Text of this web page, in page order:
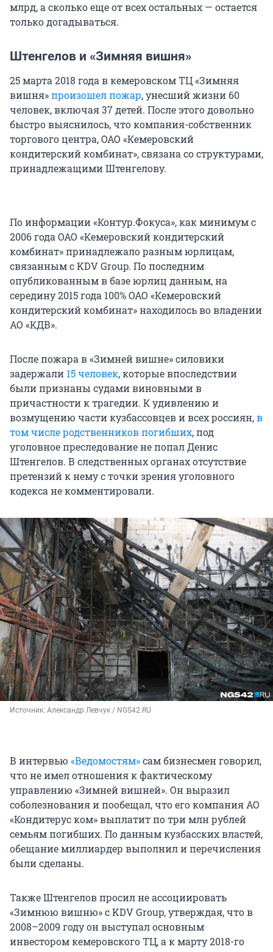
млрд, а сколько еще от всех остальных — остается
только догадываться.
Штенгелов и «Зимняя вишня»
25 марта 2018 года в кемеровском ТЦ «Зимняя
вишня»произошел пожар, унесший жизни 60
человек, включая 37 детей. После этого довольно
быстро выяснилось, что компания-собственник
торгового центра, ОАО «Кемеровский
кондитерский комбинат», связана со структурами,
принадлежащими Штенгелову.
По информации «Контур.Фокуса», как минимум с
2006 года ОАО «Кемеровский кондитерский
комбинат» принадлежало разным юрлицам,
связанным с KDV Group. По последним
опубликованным в базе юрлиц данным, на
середину 2015 года 100% ОАО «Кемеровский
кондитерский комбинат» находилось во владении
АО «КДВ».
После пожара в «Зимней вишне» силовики
задержали 15 человек, которые впоследствии
были признаны судами виновными в
причастности к трагедии. К удивлению и
возмущению части кузбассовцев и всех россиян,в
том числе родственников погибших, под
уголовное преследование не попал Денис
Штенгелов. В следственных органах отсутствие
претензий к нему с точки зрения уголовного
кодекса не комментировали.
Источник: Александр Левчук / NGS42.RU
В интервью «Ведомостям»сам бизнесмен говорил,
что не имел отношения к фактическому
управлению «Зимней вишней». Он выразил
соболезнования и пообещал, что его компания АО
«Кондитерус ком» выплатит по три млн рублей
семьям погибших. По данным кузбасских властей,
обещание миллиардер выполнил и перечисления
были сделаны.
Также Штенгелов просил не ассоциировать
«Зимнюю вишню» с KDV Group, утверждая, что в
2008–2009 году он выступал основным
инвестором кемеровского ТЦ, а к марту 2018-го